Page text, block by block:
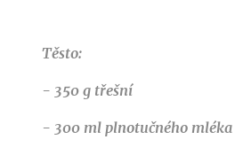
Těsto:
- 350 g třešní
- 300 ml plnotučného mléka